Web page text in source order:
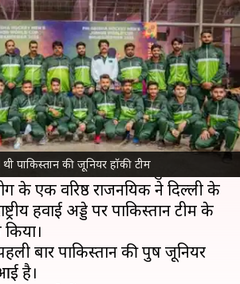
पाकिस्तान की जूनियर हॉकी टीम
की टीम भारत पहुंची
21, 2021 12:51 pm
विश्व कप का आयोजन इस बार 24
तक भुवनेश्वर में होना है, जिसके लिए
शनिवार को दिल्ली पहुंची है।
के एक वरिष्ठ राजनयिक ने दिल्ली के
हवाई अड्डे पर पाकिस्तान टीम के
बार पाकिस्तान की पुरुष जूनियर
है।